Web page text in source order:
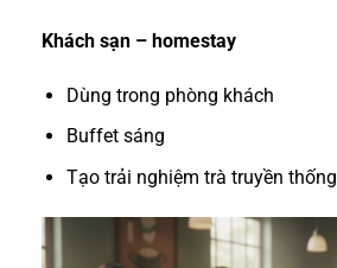
Khách sạn – homestay
Dùng trong phòng khách
Buffet sáng
Tạo trải nghiệm trà truyền thống